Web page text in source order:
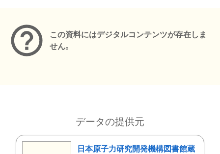
この資料にはデジタルコンテンツが存在しま
せん。
データの提供元
日本原子力研究開発機構図書館蔵